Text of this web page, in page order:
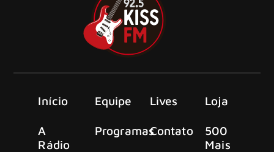
Início
A
Rádio
Equipe
Programas
Lives
Contato
Loja
500
Mais